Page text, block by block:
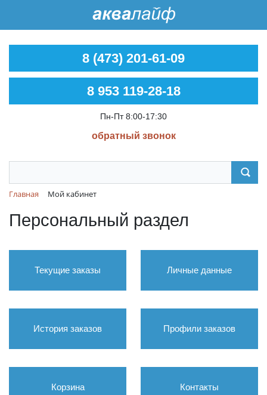
8 (473) 201-61-09
8 953 119-28-18
Пн-Пт 8:00-17:30
обратный звонок
Главная Мой кабинет
Персональный раздел
Текущие заказы Личные данные
История заказов Профили заказов
Корзина Контакты